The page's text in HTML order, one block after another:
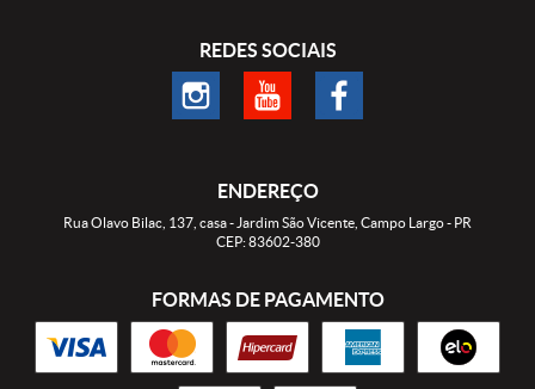
REDES SOCIAIS
ENDEREÇO
Rua Olavo Bilac, 137, casa- Jardim São Vicente, Campo Largo- PR
CEP: 83602-380
FORMAS DE PAGAMENTO